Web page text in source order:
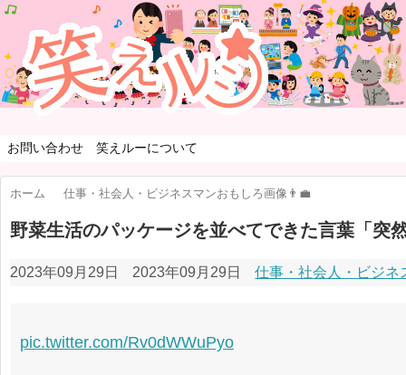
お問い合わせ 笑えルーについて
ホーム 仕事・社会人・ビジネスマンおもしろ画像👨‍💼
野菜生活のパッケージを並べてできた言葉「突
2023年09月29日 2023年09月29日 仕事・社会人・ビジネ
pic.twitter.com/Rv0dWWuPyo